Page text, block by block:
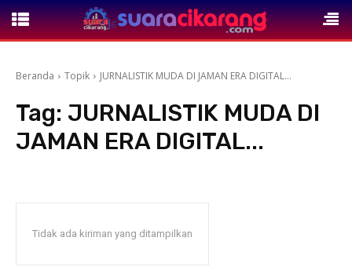
Beranda Topik JURNALISTIK MUDA DI JAMAN ERA DIGITAL...
Tag: JURNALISTIK MUDA DI
JAMAN ERA DIGITAL...
Tidak ada kiriman yang ditampilkan